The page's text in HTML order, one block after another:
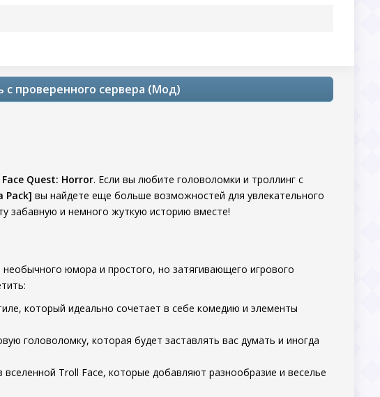
проверенного сервера (Мод)
Quest: Horror. Если вы любите головоломки и троллинг с
Pack] вы найдете еще больше возможностей для увлекательного
забавную и немного жуткую историю вместе!
юмора и простого, но затягивающего игрового
который идеально сочетает в себе комедию и элементы
головоломку, которая будет заставлять вас думать и иногда
Troll Face, которые добавляют разнообразие и веселье